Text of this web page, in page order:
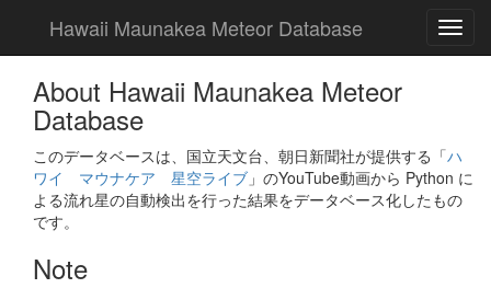
Hawaii Maunakea Meteor Database
About Hawaii Maunakea Meteor
Database
このデータベースは、国立天文台、朝日新聞社が提供する「ハ
ワイ マウナケア 星空ライブ 」のYouTube動画から Python に
よる流れ星の自動検出を行った結果をデータベース化したもの
です。
Note